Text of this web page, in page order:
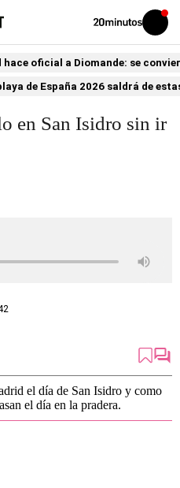
Volver
Iniciar
sesión
hace oficial a Diomande: se
de España 2026 saldrá de
en San Isidro sin ir
el día de San Isidro y como
el día en la pradera.